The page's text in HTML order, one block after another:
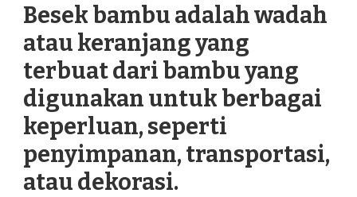
Besek bambu adalah wadah
atau keranjang yang
terbuat dari bambu yang
digunakan untuk berbagai
keperluan, seperti
penyimpanan, transportasi,
atau dekorasi.